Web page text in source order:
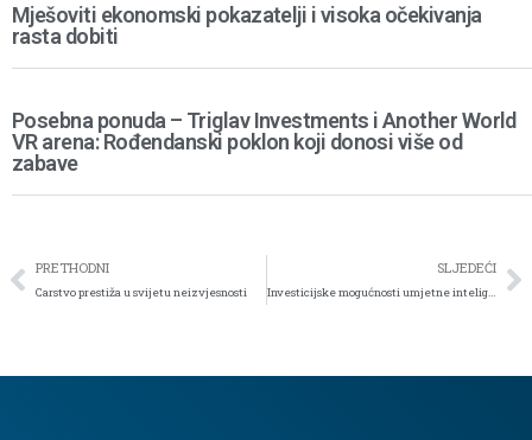
Mješoviti ekonomski pokazatelji i visoka očekivanja
rasta dobiti
Posebna ponuda – Triglav Investments i Another World
VR arena: Rođendanski poklon koji donosi više od
zabave
PRETHODNI
Carstvo prestiža u svijetu neizvjesnosti
SLJEDEĆI
Investicijske mogućnosti umjetne inteligencije